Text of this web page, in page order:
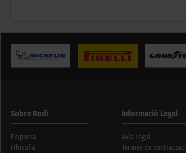
Sobre Rodi
Empresa
Filosofia
Informació Legal
Avís Legal
Termes de